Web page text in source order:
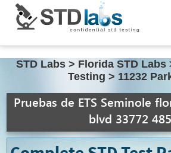
STD Labs > Florida STD Labs
Testing > 11232
Pruebas de ETS Seminole
blvd 33772